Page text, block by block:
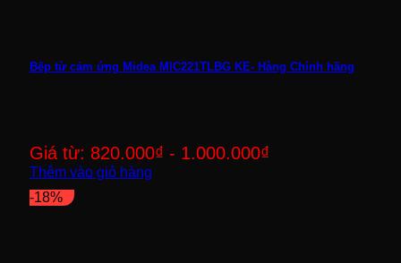
Bếp từ cảm ứng Midea MIC221TLBG KE- Hàng Chính hãng
Giá từ: 820.000₫ - 1.000.000₫
Thêm vào giỏ hàng
-18%